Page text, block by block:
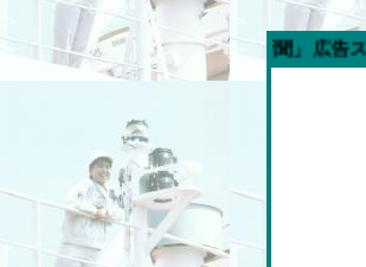
週の「内航海運新聞」広告スポンサー企業